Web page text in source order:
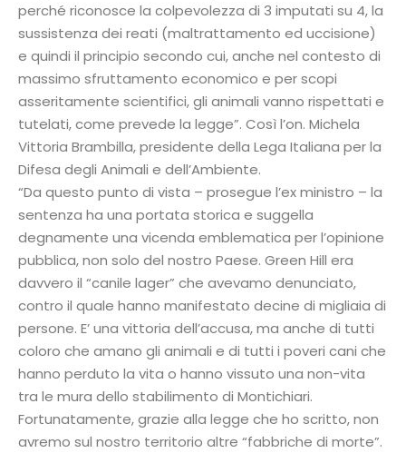
perché riconosce la colpevolezza di 3 imputati su 4, la
sussistenza dei reati (maltrattamento ed uccisione)
e quindi il principio secondo cui, anche nel contesto di
massimo sfruttamento economico e per scopi
asseritamente scientifici, gli animali vanno rispettati e
tutelati, come prevede la legge”. Così l’on. Michela
Vittoria Brambilla, presidente della Lega Italiana per la
Difesa degli Animali e dell’Ambiente.
“Da questo punto di vista – prosegue l’ex ministro – la
sentenza ha una portata storica e suggella
degnamente una vicenda emblematica per l’opinione
pubblica, non solo del nostro Paese. Green Hill era
davvero il “canile lager” che avevamo denunciato,
contro il quale hanno manifestato decine di migliaia di
persone. E’ una vittoria dell’accusa, ma anche di tutti
coloro che amano gli animali e di tutti i poveri cani che
hanno perduto la vita o hanno vissuto una non-vita
tra le mura dello stabilimento di Montichiari.
Fortunatamente, grazie alla legge che ho scritto, non
avremo sul nostro territorio altre “fabbriche di morte”.